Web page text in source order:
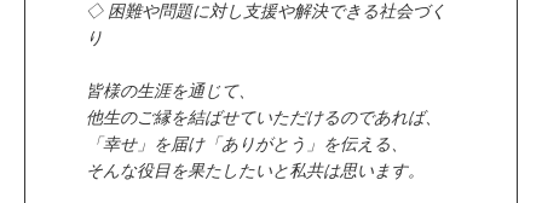
◇ 困難や問題に対し支援や解決できる社会づく
り
皆様の生涯を通じて、
他生のご縁を結ばせていただけるのであれば、
「幸せ」を届け「ありがとう」を伝える、
そんな役目を果たしたいと私共は思います。